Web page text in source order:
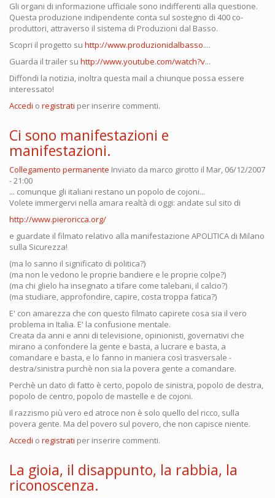
Gli organi di informazione ufficiale sono indifferenti alla questione.
Questa produzione indipendente conta sul sostegno di 400 co-
produttori, attraverso il sistema di Produzioni dal Basso.
Scopri il progetto su http://www.produzionidalbasso....
Guarda il trailer su http://www.youtube.com/watch?v...
Diffondi la notizia, inoltra questa mail a chiunque possa essere
interessato!
Accedi o registrati per inserire commenti.
Ci sono manifestazioni e
manifestazioni.
Collegamento permanente Inviato da marco girotto il Mar, 06/12/2007
- 21:00
... comunque gli italiani restano un popolo de cojoni...
Volete immergervi nella amara realtà di oggi: andate sul sito di
http://www.pieroricca.org/
e guardate il filmato relativo alla manifestazione APOLITICA di Milano
sulla Sicurezza!
(ma lo sanno il significato di politica?)
(ma non le vedono le proprie bandiere e le proprie colpe?)
(ma chi glielo ha insegnato a tifare come talebani, il calcio?)
(ma studiare, approfondire, capire, costa troppa fatica?)
E' con amarezza che con questo filmato capirete cosa sia il vero
problema in Italia. E' la confusione mentale.
Creata da anni e anni di televisione, opinionisti, governativi che
mirano a confondere la gente e basta, a lucrare e basta, a
comandare e basta, e lo fanno in maniera così trasversale -
destra/sinistra purchè non sia la povera gente a comandare.
Perchè un dato di fatto è certo, popolo de sinistra, popolo de destra,
popolo de centro, popolo de mastelle e de cojoni.
Il razzismo più vero ed atroce non è solo quello del ricco, sulla
povera gente. Ma del povero sul povero, che non capisce niente.
Accedi o registrati per inserire commenti.
La gioia, il disappunto, la rabbia, la
riconoscenza.